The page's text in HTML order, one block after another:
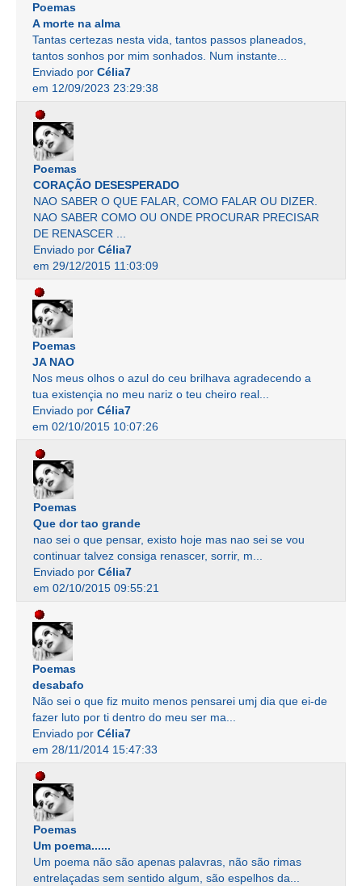
Poemas
A morte na alma
Tantas certezas nesta vida, tantos passos planeados,
tantos sonhos por mim sonhados. Num instante...
Enviado por Célia7
em 12/09/2023 23:29:38
Poemas
CORAÇÃO DESESPERADO
NAO SABER O QUE FALAR, COMO FALAR OU DIZER.
NAO SABER COMO OU ONDE PROCURAR PRECISAR
DE RENASCER ...
Enviado por Célia7
em 29/12/2015 11:03:09
Poemas
JA NAO
Nos meus olhos o azul do ceu brilhava agradecendo a
tua existençia no meu nariz o teu cheiro real...
Enviado por Célia7
em 02/10/2015 10:07:26
Poemas
Que dor tao grande
nao sei o que pensar, existo hoje mas nao sei se vou
continuar talvez consiga renascer, sorrir, m...
Enviado por Célia7
em 02/10/2015 09:55:21
Poemas
desabafo
Não sei o que fiz muito menos pensarei umj dia que ei-de
fazer luto por ti dentro do meu ser ma...
Enviado por Célia7
em 28/11/2014 15:47:33
Poemas
Um poema......
Um poema não são apenas palavras, não são rimas
entrelaçadas sem sentido algum, são espelhos da...